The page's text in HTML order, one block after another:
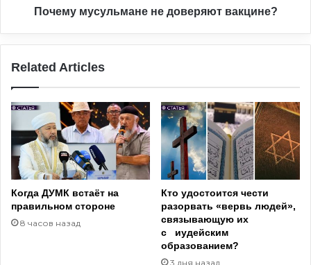
Почему мусульмане не доверяют вакцине?
Related Articles
Когда ДУМК встаёт на
правильном стороне
8 часов назад
Кто удостоится чести
разорвать «вервь людей»,
связывающую их
с иудейским
образованием?
3 дня назад